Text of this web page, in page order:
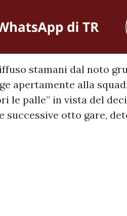
stamani dal noto
apertamente alla
le palle” in vista del
successive otto gare,